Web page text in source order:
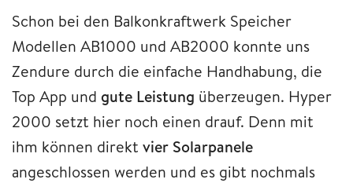
Schon bei den Balkonkraftwerk Speicher
Modellen AB1000 und AB2000 konnte uns
Zendure durch die einfache Handhabung, die
Top App und gute Leistung überzeugen. Hyper
2000 setzt hier noch einen drauf. Denn mit
ihm können direkt vier Solarpanele
angeschlossen werden und es gibt nochmals